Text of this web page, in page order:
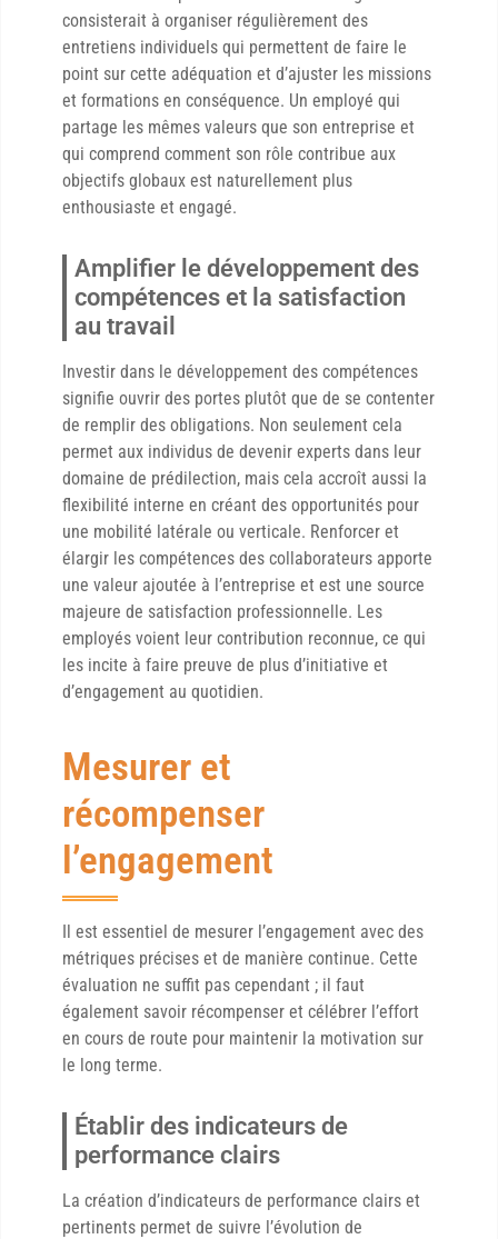
consisterait à organiser régulièrement des
entretiens individuels qui permettent de faire le
point sur cette adéquation et d’ajuster les missions
et formations en conséquence. Un employé qui
partage les mêmes valeurs que son entreprise et
qui comprend comment son rôle contribue aux
objectifs globaux est naturellement plus
enthousiaste et engagé.
Amplifier le développement des
compétences et la satisfaction
au travail
Investir dans le développement des compétences
signifie ouvrir des portes plutôt que de se contenter
de remplir des obligations. Non seulement cela
permet aux individus de devenir experts dans leur
domaine de prédilection, mais cela accroît aussi la
flexibilité interne en créant des opportunités pour
une mobilité latérale ou verticale. Renforcer et
élargir les compétences des collaborateurs apporte
une valeur ajoutée à l’entreprise et est une source
majeure de satisfaction professionnelle. Les
employés voient leur contribution reconnue, ce qui
les incite à faire preuve de plus d’initiative et
d’engagement au quotidien.
Mesurer et
récompenser
l’engagement
Il est essentiel de mesurer l’engagement avec des
métriques précises et de manière continue. Cette
évaluation ne suffit pas cependant ; il faut
également savoir récompenser et célébrer l’effort
en cours de route pour maintenir la motivation sur
le long terme.
Établir des indicateurs de
performance clairs
La création d’indicateurs de performance clairs et
pertinents permet de suivre l’évolution de